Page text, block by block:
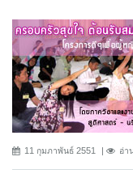
11 กุมภาพันธ์ 2551 อ่า